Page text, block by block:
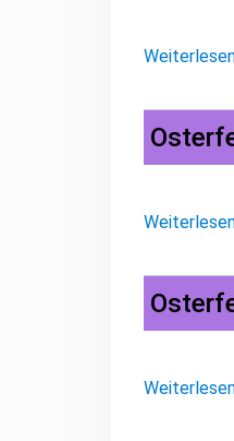
Osterferien
Osterferien